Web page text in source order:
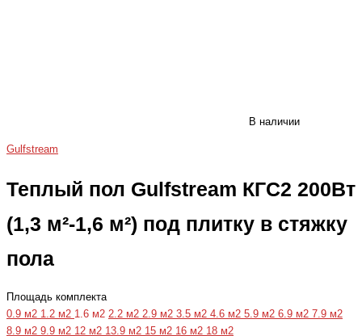
В наличии
Gulfstream
Теплый пол Gulfstream КГС2 200Вт
(1,3 м²-1,6 м²) под плитку в стяжку
пола
Площадь комплекта
0.9 м2 1.2 м2 1.6 м2 2.2 м2 2.9 м2 3.5 м2 4.6 м2 5.9 м2 6.9 м2 7.9 м2
8.9 м2 9.9 м2 12 м2 13.9 м2 15 м2 16 м2 18 м2